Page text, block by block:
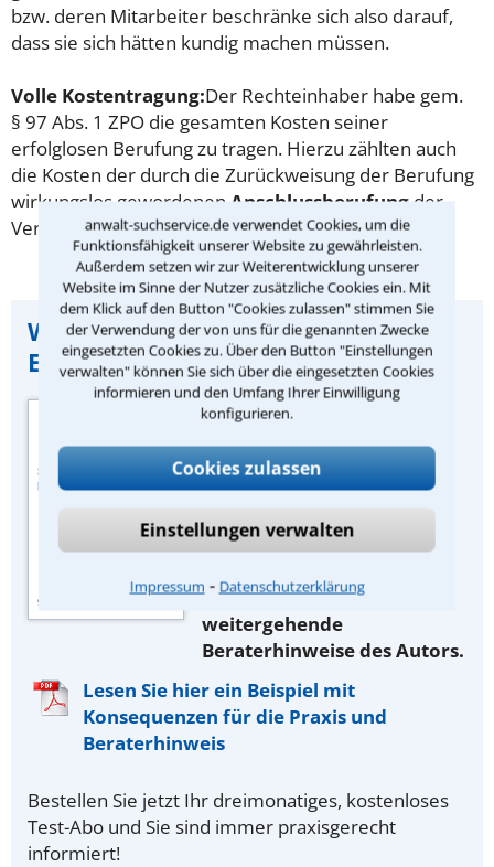
anwalt-suchservice.de verwendet Cookies, um die
Funktionsfähigkeit unserer Website zu gewährleisten.
Außerdem setzen wir zur Weiterentwicklung unserer
Website im Sinne der Nutzer zusätzliche Cookies ein. Mit
dem Klick auf den Button "Cookies zulassen" stimmen Sie
der Verwendung der von uns für die genannten Zwecke
eingesetzten Cookies zu. Über den Button "Einstellungen
verwalten" können Sie sich über die eingesetzten Cookies
informieren und den Umfang Ihrer Einwilligung
konfigurieren.
Cookies zulassen
Einstellungen verwalten
Impressum ⁃ Datenschutzerklärung
bzw. deren Mitarbeiter beschränke sich also darauf,
dass sie sich hätten kundig machen müssen.
Volle Kostentragung:Der Rechteinhaber habe gem.
§ 97 Abs. 1 ZPO die gesamten Kosten seiner
erfolglosen Berufung zu tragen. Hierzu zählten auch
die Kosten der durch die Zurückweisung der Berufung
wirkungslos gewordenen Anschlussberufung der
Verletzerin.
Wichtiger Hinweis zu dieser
Entscheidung:
Quelle der
Zeitschrift „IT-Rechtsberater“
des juristischen Fachverlags
Dr. Otto Schmidt, Köln. Als
Abonnent lesen Sie zusätzlich
praktische Arbeit und
weitergehende
Beraterhinweise des Autors.
Lesen Sie hier ein Beispiel mit
Konsequenzen für die Praxis und
Beraterhinweis
Bestellen Sie jetzt Ihr dreimonatiges, kostenloses
Test-Abo und Sie sind immer praxisgerecht
informiert!